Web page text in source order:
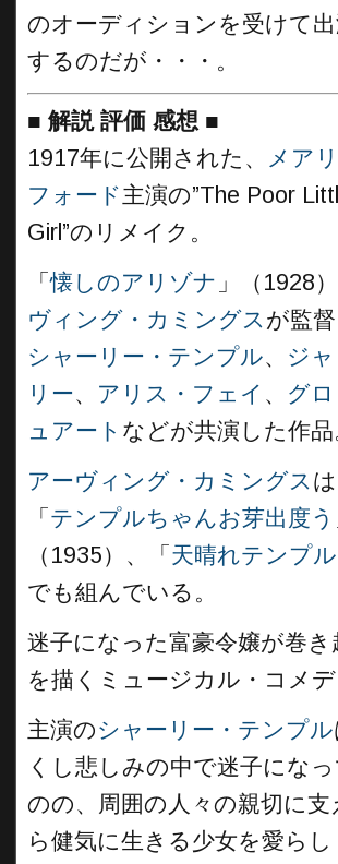
のオーディションを受けて
するのだが・・・。
■ 解説 評価 感想 ■
1917年に公開された、
メア
フォード主演の”The Poor
Girl”のリメイク。
「懐しのアリゾナ 」（1928
ヴィング・カミングスが監
シャーリー・テンプル、 ジ
リー、 アリス・フェイ 、 グ
ュアート などが共演した作品
アーヴィング・カミングス
「 テンプルちゃんお芽出度う
（1935）、「 天晴れテンプル
でも組んでいる。
迷子になった富豪令嬢が巻き
を描くミュージカル・コメデ
主演のシャーリー・テンプル
くし悲しみの中で迷子にな
のの、周囲の人々の親切に
ら健気に生きる少女を愛ら